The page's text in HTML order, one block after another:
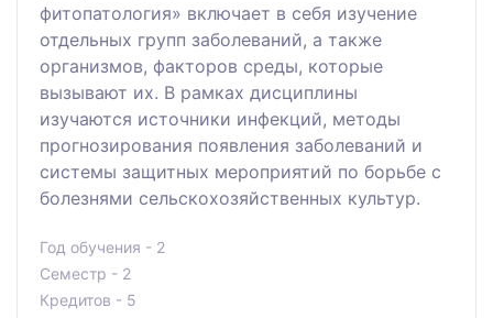
фитопатология» включает в себя изучение
отдельных групп заболеваний, а также
организмов, факторов среды, которые
вызывают их. В рамках дисциплины
изучаются источники инфекций, методы
прогнозирования появления заболеваний и
системы защитных мероприятий по борьбе с
болезнями сельскохозяйственных культур.
Год обучения - 2
Семестр - 2
Кредитов - 5